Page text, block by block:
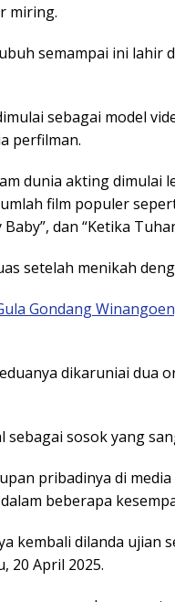
miring.
semampai ini lahir
sebagai model
perfilman.
dunia akting dimulai
film populer
Baby”, dan “Ketika
setelah menikah
Gondang
dikaruniai dua
sebagai sosok yang
pribadinya di
beberapa
kembali dilanda ujian
20 April 2025.